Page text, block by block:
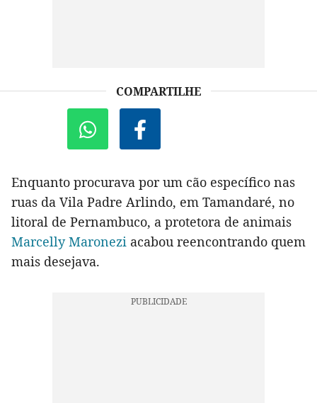
COMPARTILHE
Enquanto procurava por um cão específico nas
ruas da Vila Padre Arlindo, em Tamandaré, no
litoral de Pernambuco, a protetora de animais
Marcelly Maronezi acabou reencontrando quem
mais desejava.